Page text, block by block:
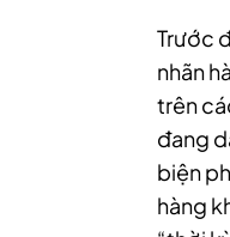
Trước
nhãn
trên
đang
biện
hàng